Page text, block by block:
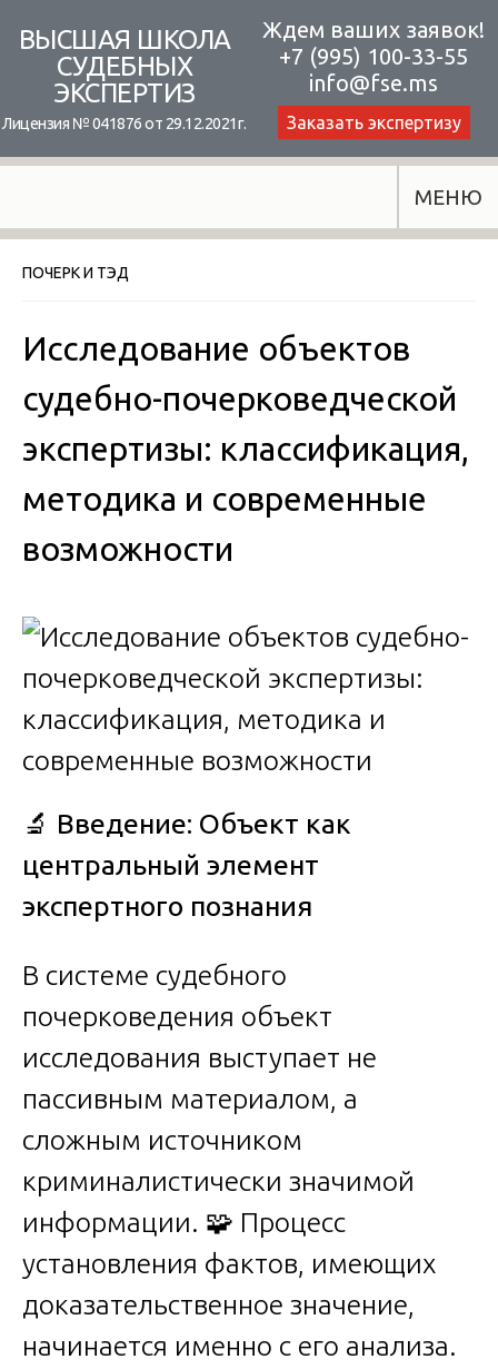
content
ВЫСШАЯ ШКОЛА
СУДЕБНЫХ
ЭКСПЕРТИЗ
Лицензия № 041876 от 29.12.2021г.
Ждем ваших заявок!
+7 (995) 100-33-55
info@fse.ms
Заказать экспертизу
МЕНЮ
ПОЧЕРК И ТЭД
Исследование объектов
судебно-почерковедческой
экспертизы: классификация,
методика и современные
возможности
🔬 Введение: Объект как
центральный элемент
экспертного познания
В системе судебного
почерковедения объект
исследования выступает не
пассивным материалом, а
сложным источником
криминалистически значимой
информации. 🧩 Процесс
установления фактов, имеющих
доказательственное значение,
начинается именно с его анализа.